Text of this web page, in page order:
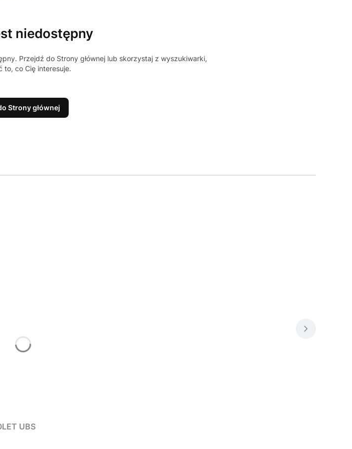
niedostępny
Przejdź do Strony głównej lub skorzystaj z wyszukiwarki,
to, co Cię interesuje.
Strony głównej
UBS